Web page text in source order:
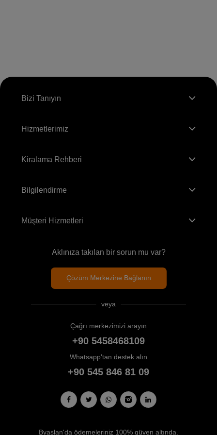
Bizi Tanıyın
Hizmetlerimiz
Kiralama Rehberi
Bilgilendirme
Müşteri Hizmetleri
Aklınıza takılan bir sorun mu var?
Çözüm Merkezine Bağlanın
veya
Çağrı merkezimizi arayın
+90 5458468109
Whatsapp'tan destek alın
+90 545 846 81 09
Byaslan'da ödemeleriniz 100% güven altında.